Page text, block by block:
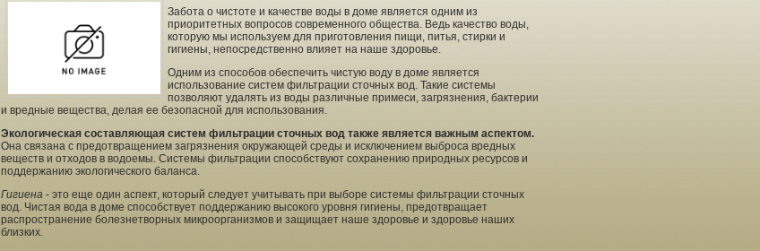
Забота о чистоте и качестве воды в доме является одним из
приоритетных вопросов современного общества. Ведь качество воды,
которую мы используем для приготовления пищи, питья, стирки и
гигиены, непосредственно влияет на наше здоровье.
Одним из способов обеспечить чистую воду в доме является
использование систем фильтрации сточных вод. Такие системы
позволяют удалять из воды различные примеси, загрязнения, бактерии
и вредные вещества, делая ее безопасной для использования.
Экологическая составляющая систем фильтрации сточных вод также является важным аспектом.
Она связана с предотвращением загрязнения окружающей среды и исключением выброса вредных
веществ и отходов в водоемы. Системы фильтрации способствуют сохранению природных ресурсов и
поддержанию экологического баланса.
Гигиена - это еще один аспект, который следует учитывать при выборе системы фильтрации сточных
вод. Чистая вода в доме способствует поддержанию высокого уровня гигиены, предотвращает
распространение болезнетворных микроорганизмов и защищает наше здоровье и здоровье наших
близких.